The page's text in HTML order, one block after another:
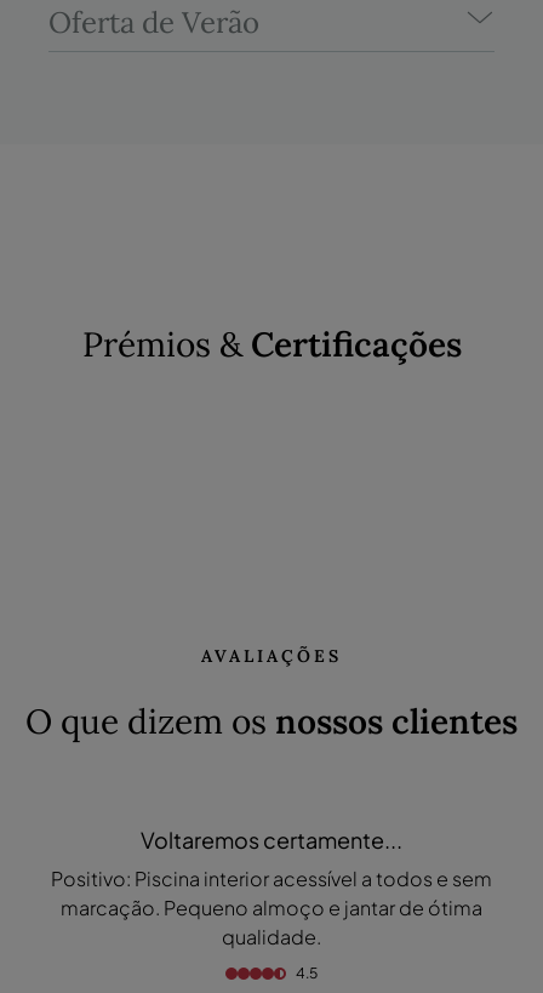
Oferta de Verão
Prémios &Certificações
AVALIAÇÕES
O que dizem os nossos clientes
Voltaremos certamente...
Positivo: Piscina interior acessível a todos e sem
marcação. Pequeno almoço e jantar de ótima
qualidade.
4.5